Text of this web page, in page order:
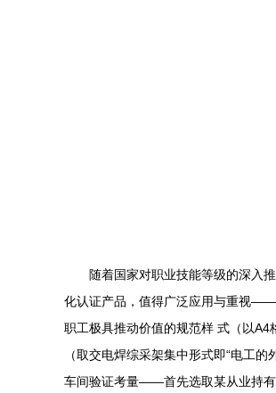
随着国家对职业技能等级的深入
化认证产品，值得广泛应用与重视——
职工极具推动价值的规范样 式（以
（取交电焊综采架集中形式即“电工
车间验证考量——首先选取某从业持有